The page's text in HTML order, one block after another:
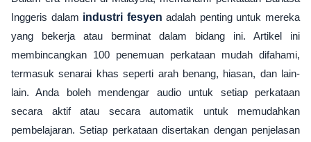
Inggeris dalam industri fesyen adalah penting untuk mereka
yang bekerja atau berminat dalam bidang ini. Artikel ini
membincangkan 100 penemuan perkataan mudah difahami,
termasuk senarai khas seperti arah benang, hiasan, dan lain-
lain. Anda boleh mendengar audio untuk setiap perkataan
secara aktif atau secara automatik untuk memudahkan
pembelajaran. Setiap perkataan disertakan dengan penjelasan